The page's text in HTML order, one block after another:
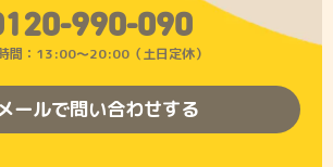
990-090
間：13:00〜20:00（土日定休）
ールで問い合わせする